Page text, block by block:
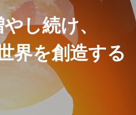
し続け、
界を創造する